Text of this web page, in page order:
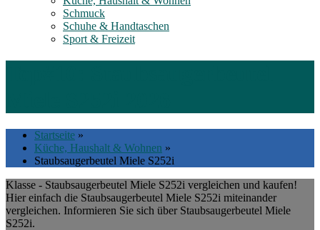
Schmuck
Schuhe & Handtaschen
Sport & Freizeit
Startseite »
Küche, Haushalt & Wohnen »
Staubsaugerbeutel Miele S252i
Klasse - Staubsaugerbeutel Miele S252i vergleichen und kaufen!
Hier einfach die Staubsaugerbeutel Miele S252i miteinander
vergleichen. Informieren Sie sich über Staubsaugerbeutel Miele
S252i.